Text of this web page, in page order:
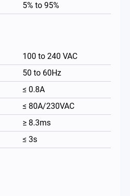
5% to 95%
100 to 240 VAC
50 to 60Hz
≤ 0.8A
≤ 80A/230VAC
≥ 8.3ms
≤ 3s